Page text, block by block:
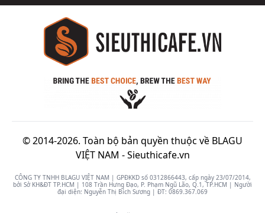
© 2014-2026. Toàn bộ bản quyền thuộc về BLAGU
VIỆT NAM -Sieuthicafe.vn
CÔNG TY TNHH BLAGU VIỆT NAM | GPĐKKD số 0312866443, cấp ngày 23/07/2014,
bởi Sở KH&ĐT TP.HCM | 108 Trần Hưng Đạo, P. Phạm Ngũ Lão, Q.1, TP.HCM | Người
đại diện: Nguyễn Thị Bích Sương | ĐT: 0869.367.069